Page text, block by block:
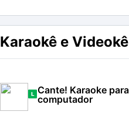
Karaokê e Videokê
Cante! Karaoke para
computador